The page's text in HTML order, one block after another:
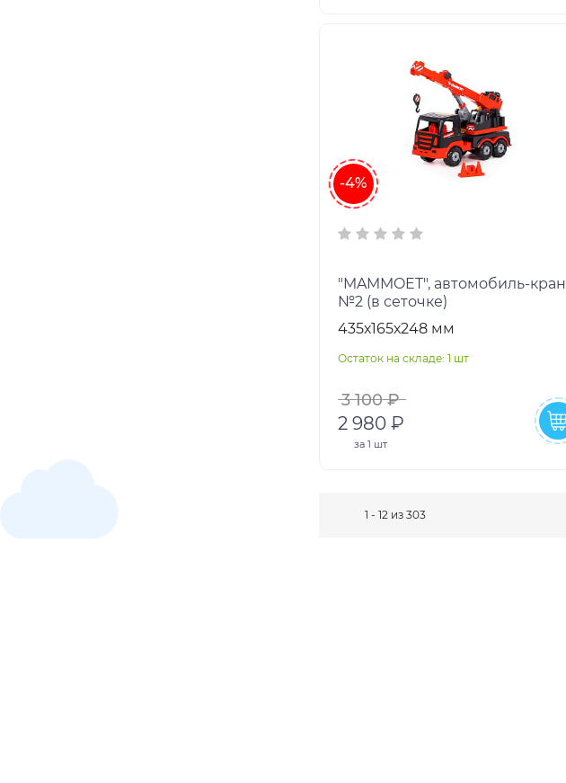
-4%
"MAMMOET", автомобиль-кран
№2 (в сеточке)
435х165х248 мм
Остаток на складе: 1 шт
3 100 ₽
2 980 ₽
за 1 шт
1 - 12 из 303